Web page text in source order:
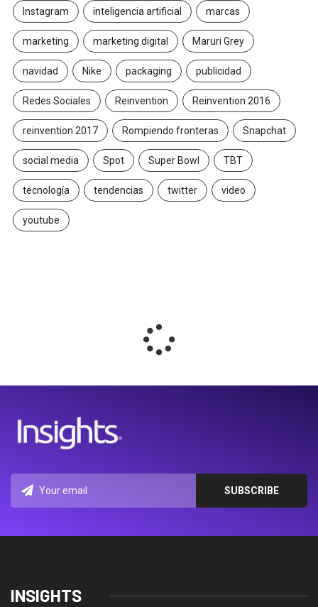
Instagram inteligencia artificial marcas
marketing marketing digital Maruri Grey
navidad Nike packaging publicidad
Redes Sociales Reinvention Reinvention 2016
reinvention 2017 Rompiendo fronteras Snapchat
social media Spot Super Bowl TBT
tecnología tendencias twitter video
youtube
INSIGHTS